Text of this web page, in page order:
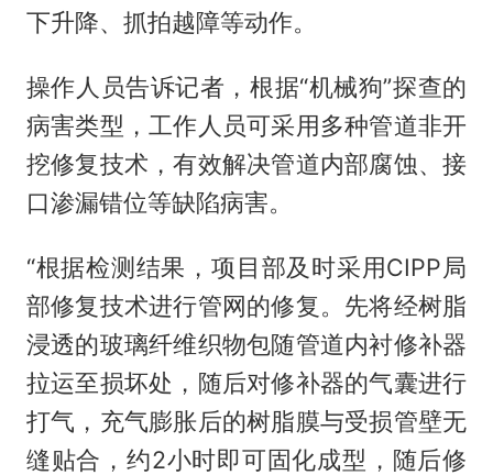
下升降、抓拍越障等动作。
操作人员告诉记者，根据“机械狗”探查的
病害类型，工作人员可采用多种管道非开
挖修复技术，有效解决管道内部腐蚀、接
口渗漏错位等缺陷病害。
“根据检测结果，项目部及时采用CIPP局
部修复技术进行管网的修复。先将经树脂
浸透的玻璃纤维织物包随管道内衬修补器
拉运至损坏处，随后对修补器的气囊进行
打气，充气膨胀后的树脂膜与受损管壁无
缝贴合，约2小时即可固化成型，随后修